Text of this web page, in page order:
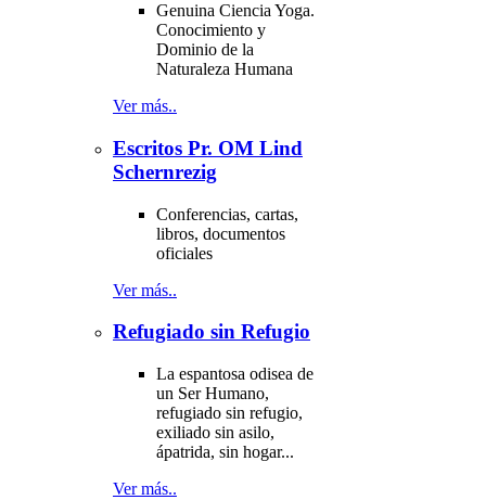
Genuina Ciencia Yoga.
Conocimiento y
Dominio de la
Naturaleza Humana
Ver más..
Escritos Pr. OM Lind
Schernrezig
Conferencias, cartas,
libros, documentos
oficiales
Ver más..
Refugiado sin Refugio
La espantosa odisea de
un Ser Humano,
refugiado sin refugio,
exiliado sin asilo,
ápatrida, sin hogar...
Ver más..